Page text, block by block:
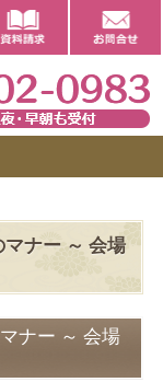
ナー ～ 会場
ナー ～ 会場